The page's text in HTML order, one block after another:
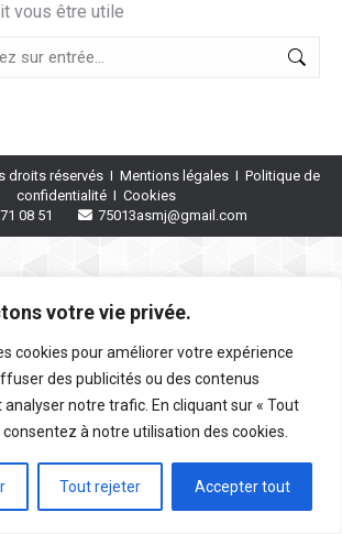
votre vie privée.
cookies pour améliorer votre expérience
des publicités ou des contenus
notre trafic. En cliquant sur « Tout
à notre utilisation des cookies.
Tout rejeter Accepter tout
vous être utile
droits réservés I Mentions légalesI Politique de
confidentialitéI Cookies
08 51
75013asmj@gmail.com